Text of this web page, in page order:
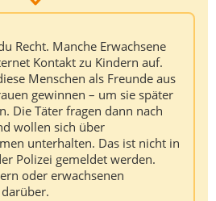
frage meine Mutter und lauf
nie folgen.Bechalte das im
kann dir nichts schlimmes
Recht. Manche Erwachsene
Kontakt zu Kindern auf.
Menschen als Freunde aus
gewinnen – um sie später
Die Täter fragen dann nach
wollen sich über
unterhalten. Das ist nicht in
Polizei gemeldet werden.
oder erwachsenen